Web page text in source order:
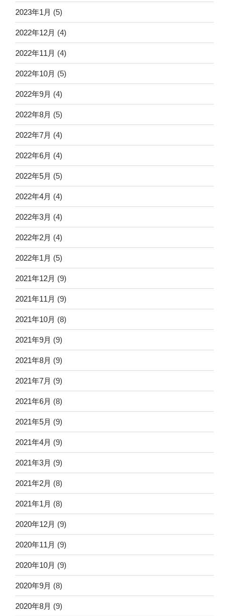
2023年1月 (5)
2022年12月 (4)
2022年11月 (4)
2022年10月 (5)
2022年9月 (4)
2022年8月 (5)
2022年7月 (4)
2022年6月 (4)
2022年5月 (5)
2022年4月 (4)
2022年3月 (4)
2022年2月 (4)
2022年1月 (5)
2021年12月 (9)
2021年11月 (9)
2021年10月 (8)
2021年9月 (9)
2021年8月 (9)
2021年7月 (9)
2021年6月 (8)
2021年5月 (9)
2021年4月 (9)
2021年3月 (9)
2021年2月 (8)
2021年1月 (8)
2020年12月 (9)
2020年11月 (9)
2020年10月 (9)
2020年9月 (8)
2020年8月 (9)